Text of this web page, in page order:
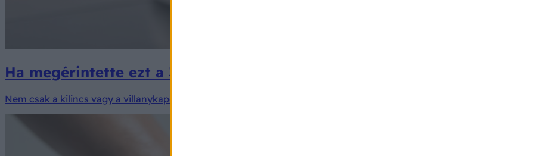
Ha megérintette ezt a 3 hétköznapi tárgyat, nagy hibát követ el, ha
Nem csak a kilincs vagy a villanykapcsoló lehet problémás.